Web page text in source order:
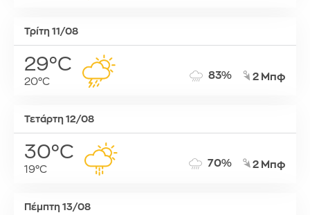
Τρίτη 11/08
29°C
20°C
83% 2 Μπφ
Τετάρτη 12/08
30°C
19°C
70% 2 Μπφ
Πέμπτη 13/08